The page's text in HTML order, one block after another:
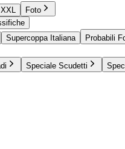
Foto
Supercoppa Italiana Probabili
Speciale Scudetti